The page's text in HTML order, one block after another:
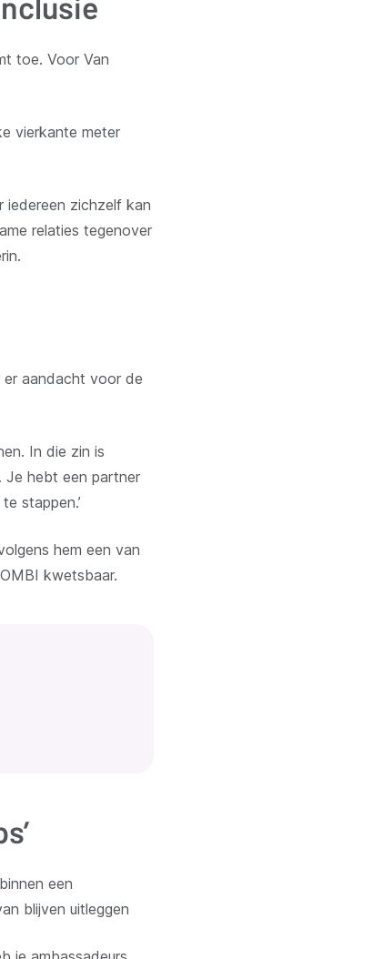
toe. Voor Van
vierkante meter
iedereen zichzelf kan
relaties tegenover
er aandacht voor de
In die zin is
Je hebt een partner
stappen.’
hem een van
kwetsbaar.
een
blijven uitleggen